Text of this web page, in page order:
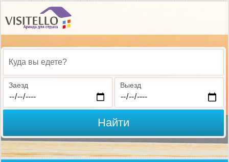
Куда вы едете?
Заезд Выезд
Найти